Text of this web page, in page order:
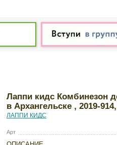
Лаппи кидс Комбинезон
в Архангельске , 2019-
ЛАППИ КИДС
Арт